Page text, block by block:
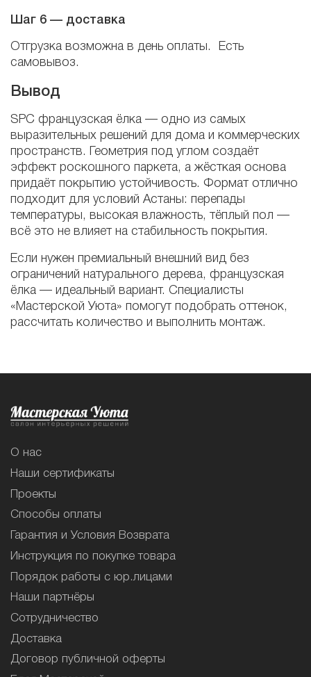
Шаг 6 — доставка
Отгрузка возможна в день оплаты. Есть
самовывоз.
Вывод
SPC французская ёлка — одно из самых
выразительных решений для дома и коммерческих
пространств. Геометрия под углом создаёт
эффект роскошного паркета, а жёсткая основа
придаёт покрытию устойчивость. Формат отлично
подходит для условий Астаны: перепады
температуры, высокая влажность, тёплый пол —
всё это не влияет на стабильность покрытия.
Если нужен премиальный внешний вид без
ограничений натурального дерева, французская
ёлка — идеальный вариант. Специалисты
«Мастерской Уюта» помогут подобрать оттенок,
рассчитать количество и выполнить монтаж.
О нас
Наши сертификаты
Проекты
Способы оплаты
Гарантия и Условия Возврата
Инструкция по покупке товара
Порядок работы с юр.лицами
Наши партнёры
Сотрудничество
Доставка
Договор публичной оферты